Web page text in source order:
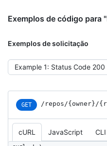
Exemplos de código para
Exemplos de solicitação
Select the example type
GET /repos/{owner}/
cURL JavaScript